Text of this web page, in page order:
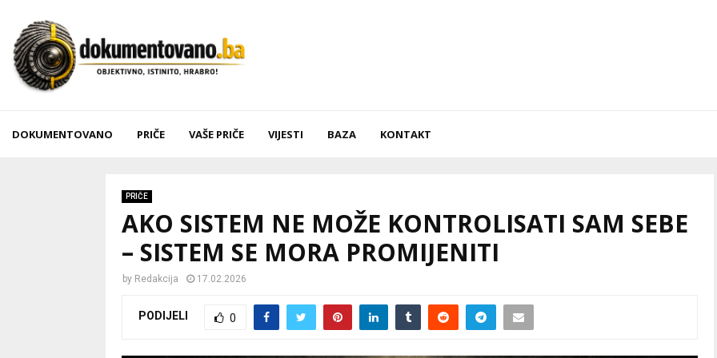
DOKUMENTOVANO PRIČE VAŠE PRIČE VIJESTI BAZA KONTAKT
PRIČE
AKO SISTEM NE MOŽE KONTROLISATI SAM SEBE
– SISTEM SE MORA PROMIJENITI
by Redakcija 17.02.2026
PODIJELI 0